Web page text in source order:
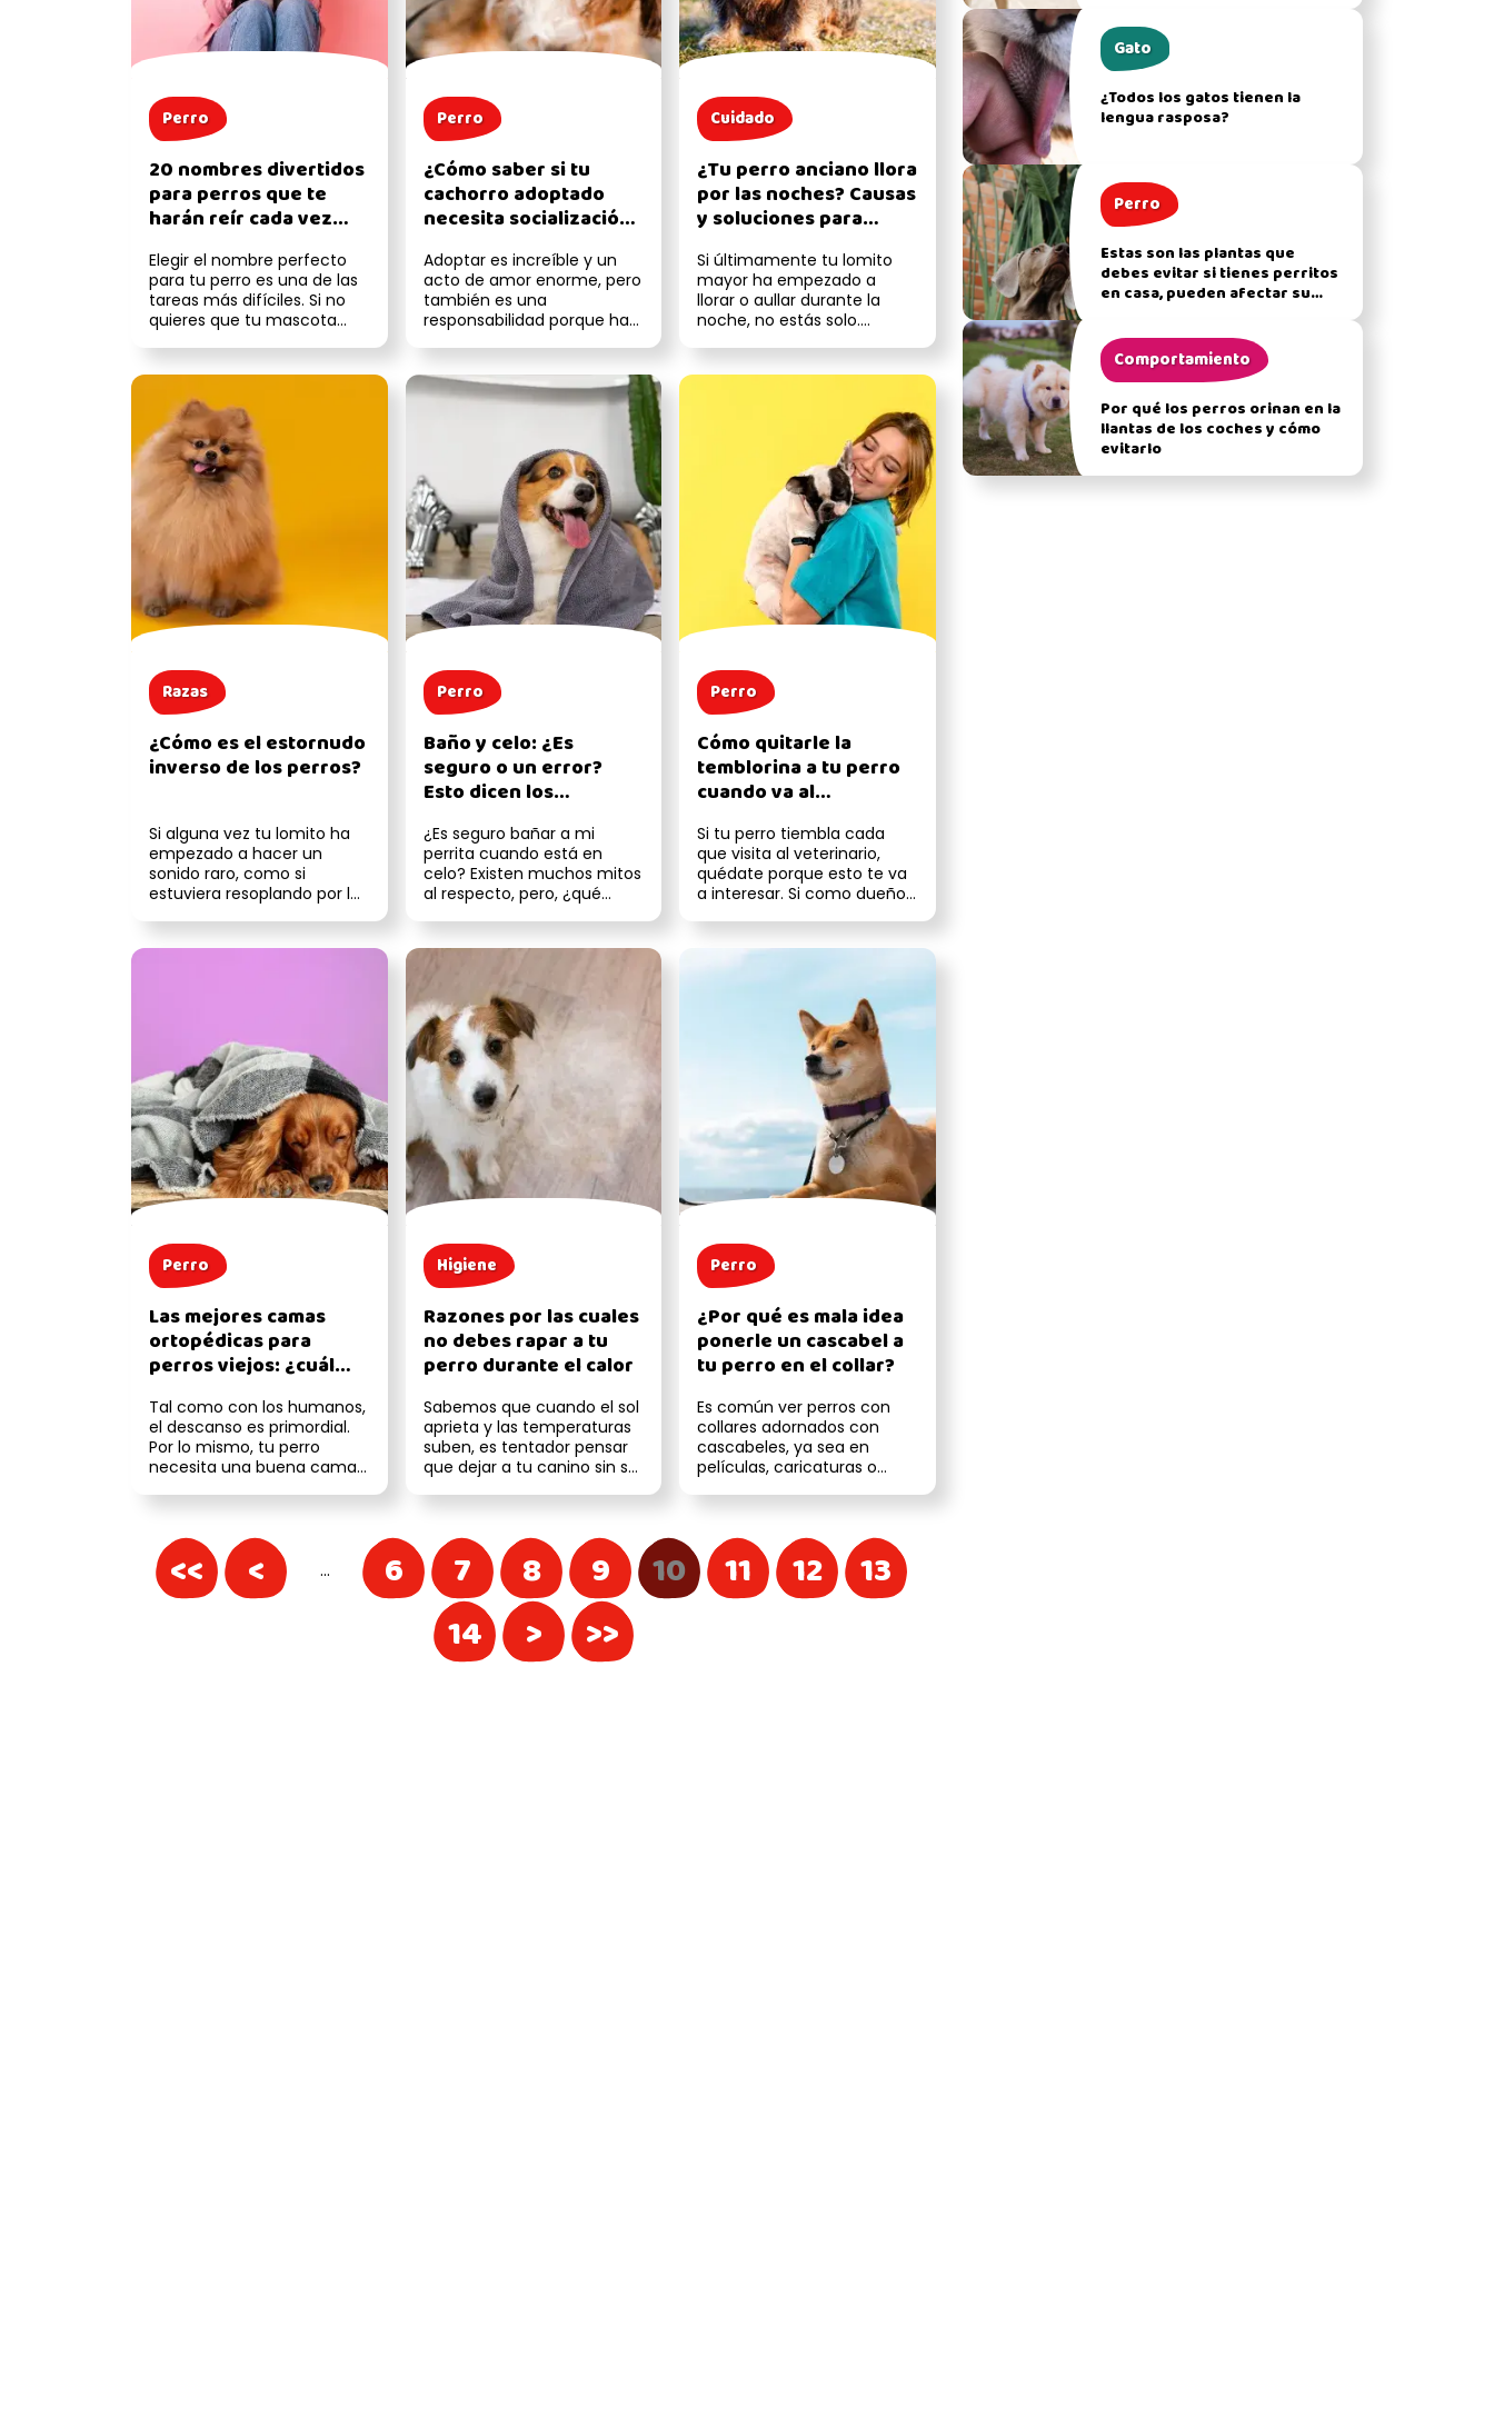
Perro
20 nombres divertidos
para perros que te
harán reír cada vez
Elegir el nombre perfecto
para tu perro es una de las
tareas más difíciles. Si no
quieres que tu mascota
Perro
¿Cómo saber si tu
cachorro adoptado
necesita socialización
Adoptar es increíble y un
acto de amor enorme, pero
también es una
responsabilidad porque hay
Cuidado
¿Tu perro anciano llora
por las noches? Causas
y soluciones para
mejorar su descanso
Si últimamente tu lomito
mayor ha empezado a
llorar o aullar durante la
noche, no estás solo.
Razas
¿Cómo es el estornudo
inverso de los perros?
Si alguna vez tu lomito ha
empezado a hacer un
sonido raro, como si
estuviera resoplando por la
Perro
Baño y celo: ¿Es
seguro o un error?
Esto dicen los
¿Es seguro bañar a mi
perrita cuando está en
celo? Existen muchos mitos
al respecto, pero, ¿qué
Perro
Cómo quitarle la
temblorina a tu perro
cuando va al
Si tu perro tiembla cada
que visita al veterinario,
quédate porque esto te va
a interesar. Si como dueño
Perro
Las mejores camas
ortopédicas para
perros viejos: ¿cuál
problema de salud?
Tal como con los humanos,
el descanso es primordial.
Por lo mismo, tu perro
necesita una buena cama
Higiene
Razones por las cuales
no debes rapar a tu
perro durante el calor
Sabemos que cuando el sol
aprieta y las temperaturas
suben, es tentador pensar
que dejar a tu canino sin su
Perro
¿Por qué es mala idea
ponerle un cascabel a
tu perro en el collar?
Es común ver perros con
collares adornados con
cascabeles, ya sea en
películas, caricaturas o
<< < … 6 7 8 9 10 11 12
13
14
> >>
Gato
¿Todos los gatos tienen la
lengua rasposa?
Perro
Estas son las plantas que
debes evitar si tienes perritos
en casa, pueden afectar su
Comportamiento
Por qué los perros orinan en la
llantas de los coches y cómo
evitarlo